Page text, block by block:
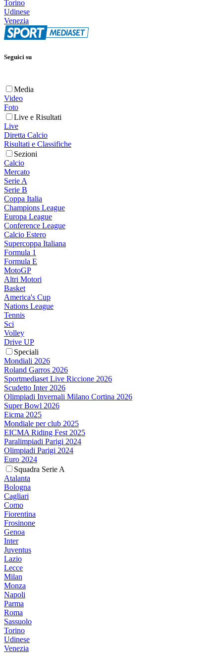
Torino
Udinese
Venezia
Seguici su
Media
Video
Foto
Live e Risultati
Live
Diretta Calcio
Risultati e Classifiche
Sezioni
Calcio
Mercato
Serie A
Serie B
Coppa Italia
Champions League
Europa League
Conference League
Calcio Estero
Supercoppa Italiana
Formula 1
Formula E
MotoGP
Altri Motori
Basket
America's Cup
Nations League
Tennis
Sci
Volley
Drive UP
Speciali
Mondiali 2026
Roland Garros 2026
Sportmediaset Live Riccione 2026
Scudetto Inter 2026
Olimpiadi Invernali Milano Cortina 2026
Super Bowl 2026
Eicma 2025
Mondiale per club 2025
EICMA Riding Fest 2025
Paralimpiadi Parigi 2024
Olimpiadi Parigi 2024
Euro 2024
Squadra Serie A
Atalanta
Bologna
Cagliari
Como
Fiorentina
Frosinone
Genoa
Inter
Juventus
Lazio
Lecce
Milan
Monza
Napoli
Parma
Roma
Sassuolo
Torino
Udinese
Venezia